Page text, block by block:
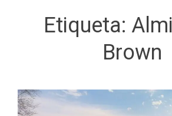
Etiqueta:
Brown